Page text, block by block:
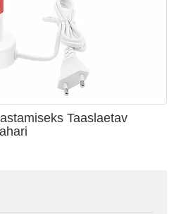
Taaslaetav